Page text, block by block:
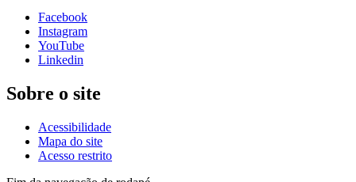
Facebook
Instagram
YouTube
Linkedin
Sobre o site
Acessibilidade
Mapa do site
Acesso restrito